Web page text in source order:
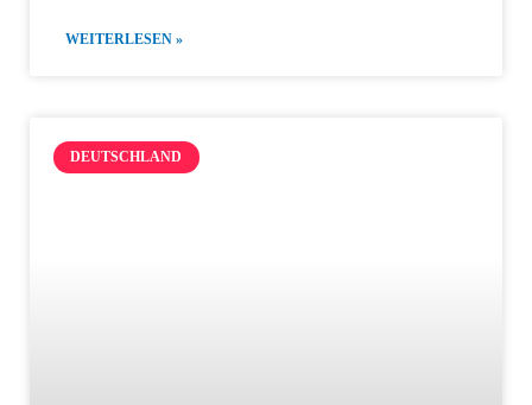
WEITERLESEN »
DEUTSCHLAND